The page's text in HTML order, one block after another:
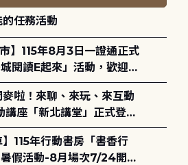
的任務活動
閱讀E起來」活動，歡迎踴
至10月4日)。
講座「新北講堂」正式登
假活動-8月場次7/24開始